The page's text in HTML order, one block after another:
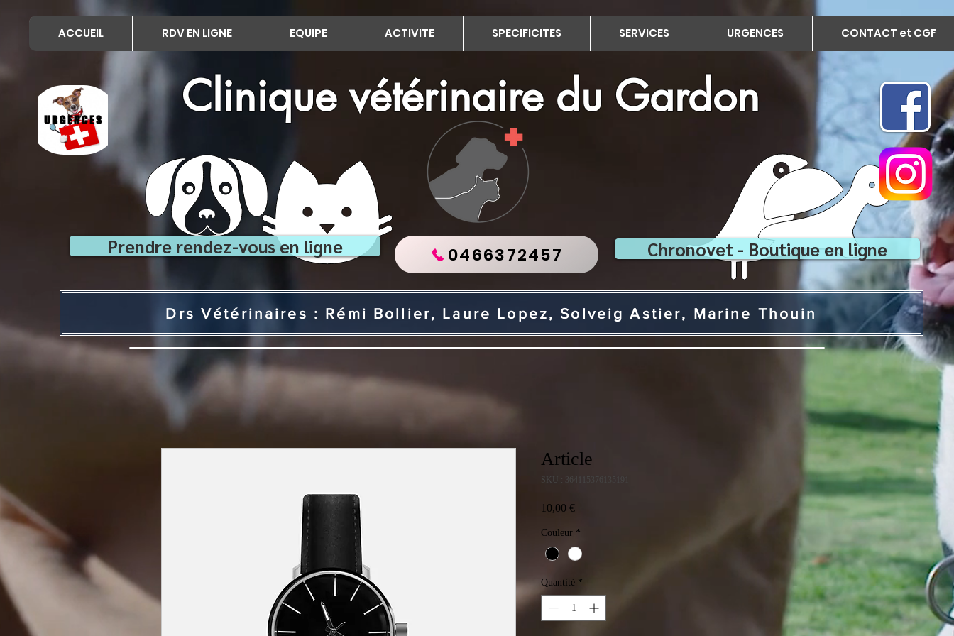
ACCUEIL RDV EN LIGNE EQUIPE ACTIVITE SPECIFICITES SERVICES URGENCES CONTACT et CGF
URGENCES Clinique vétérinaire du Gardon
Prendre rendez-vous en ligne 0466372457 Chronovet - Boutique en ligne
Drs Vétérinaires : Rémi Bollier, Laure Lopez, Solveig Astier, Marine Thouin
Article
SKU : 364115376135191
10,00 €Prix
Couleur *
Quantité *